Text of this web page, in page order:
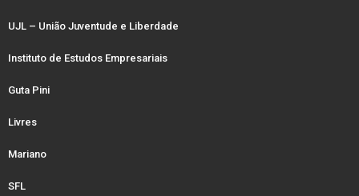
UJL – União Juventude e Liberdade
Instituto de Estudos Empresariais
Guta Pini
Livres
Mariano
SFL